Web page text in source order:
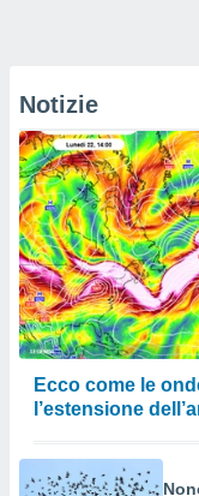
Notizie
Ecco come le
l’estensione